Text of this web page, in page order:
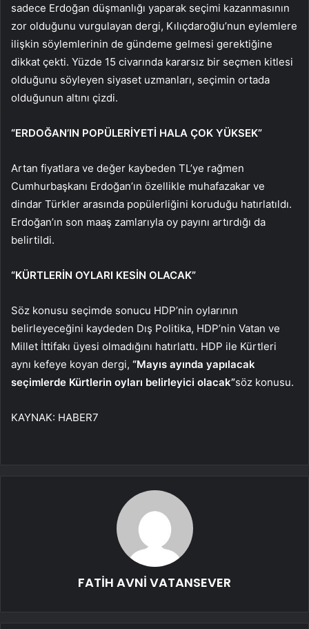
sadece Erdoğan düşmanlığı yaparak seçimi kazanmasının
zor olduğunu vurgulayan dergi, Kılıçdaroğlu’nun eylemlere
ilişkin söylemlerinin de gündeme gelmesi gerektiğine
dikkat çekti. Yüzde 15 civarında kararsız bir seçmen kitlesi
olduğunu söyleyen siyaset uzmanları, seçimin ortada
olduğunun altını çizdi.
“ERDOĞAN’IN POPÜLERİYETİ HALA ÇOK YÜKSEK”
Artan fiyatlara ve değer kaybeden TL’ye rağmen
Cumhurbaşkanı Erdoğan’ın özellikle muhafazakar ve
dindar Türkler arasında popülerliğini koruduğu hatırlatıldı.
Erdoğan’ın son maaş zamlarıyla oy payını artırdığı da
belirtildi.
“KÜRTLERİN OYLARI KESİN OLACAK”
Söz konusu seçimde sonucu HDP’nin oylarının
belirleyeceğini kaydeden Dış Politika, HDP’nin Vatan ve
Millet İttifakı üyesi olmadığını hatırlattı. HDP ile Kürtleri
aynı kefeye koyan dergi, “Mayıs ayında yapılacak
seçimlerde Kürtlerin oyları belirleyici olacak”söz konusu.
KAYNAK: HABER7
FATİH AVNİ VATANSEVER